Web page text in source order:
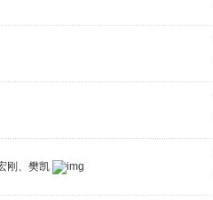
刚、樊凯